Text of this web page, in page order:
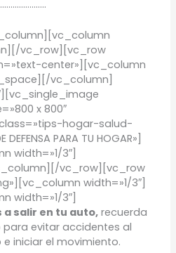
vc_row][vc_row
center»][vc_column
vc_column]
x 800″
hogar-salud-
PARA TU HOGAR»]
width=»1/3″]
vc_row][vc_row
width=»1/3″]
width=»1/3″]
a salir en tu auto, recuerda
evitar accidentes al
iniciar el movimiento.